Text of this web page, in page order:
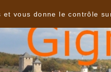
vous donne le contrôle